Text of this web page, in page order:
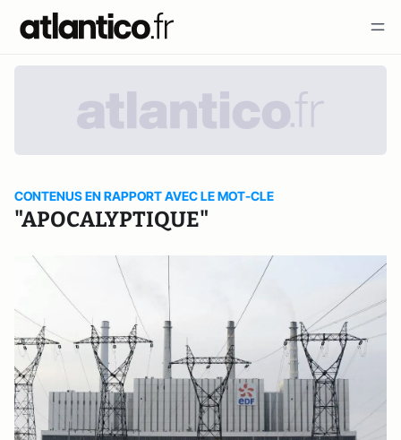
CONTENUS EN RAPPORT AVEC LE MOT-CLE
"APOCALYPTIQUE"